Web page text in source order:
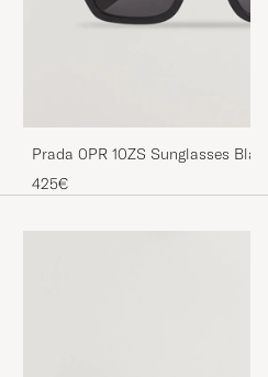
Prada 0PR 10ZS Sunglasses
425€